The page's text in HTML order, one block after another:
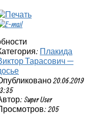
Плакида
Тарасович —
20.06.2019
Super User
205